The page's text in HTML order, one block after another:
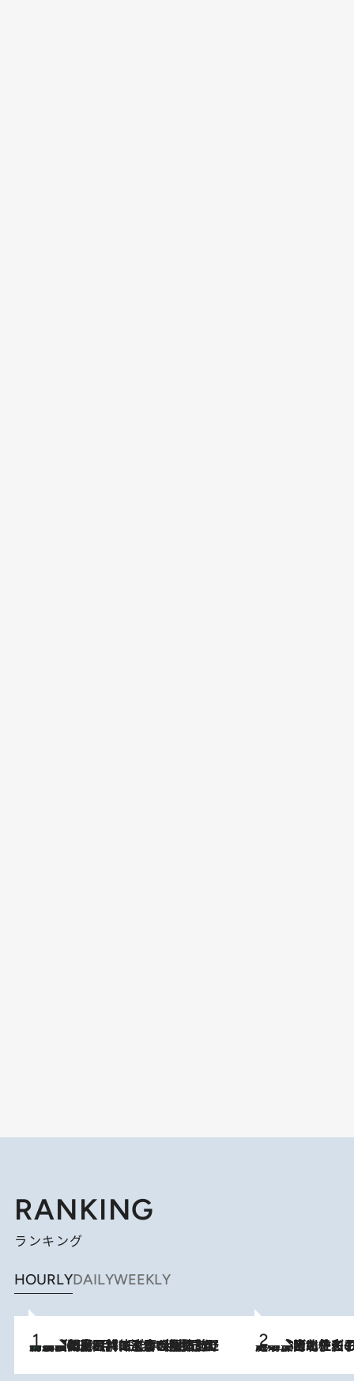
RANKING
ランキング
HOURLYDAILYWEEKLY
2026.8.8
「最後に見られてよかった」上野動物園の東園パンダ舎が解体前に特別公開。8月16日まで延長されたパネル展と共に辿る“半世紀”のパンダ飼育《解体工事の図面あり》 2026.8.3
《「文士の子ども被害者の会」発足！》阿川佐和子（72）が語る遠藤周作に北杜夫、劇作家・矢代静一の子どもたちの“文豪プライベート事件簿”